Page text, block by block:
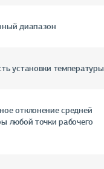
диапазон
установки температуры
отклонение средней
любой точки рабочего